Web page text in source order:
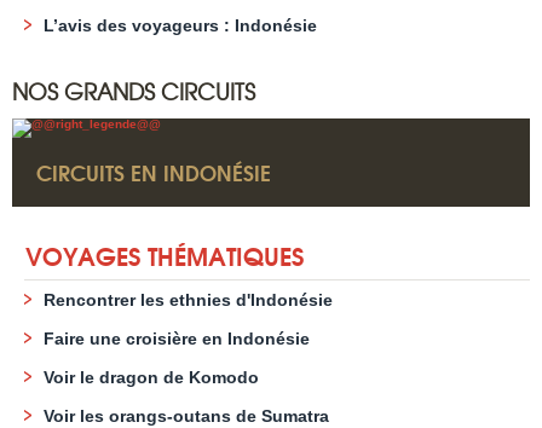
L’avis des voyageurs : Indonésie
NOS GRANDS CIRCUITS
CIRCUITS EN INDONÉSIE
VOYAGES THÉMATIQUES
Rencontrer les ethnies d'Indonésie
Faire une croisière en Indonésie
Voir le dragon de Komodo
Voir les orangs-outans de Sumatra